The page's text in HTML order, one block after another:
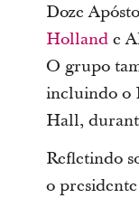
Doze
Hollande
O grupo
incluindo o
Hall,
Refletindo
o